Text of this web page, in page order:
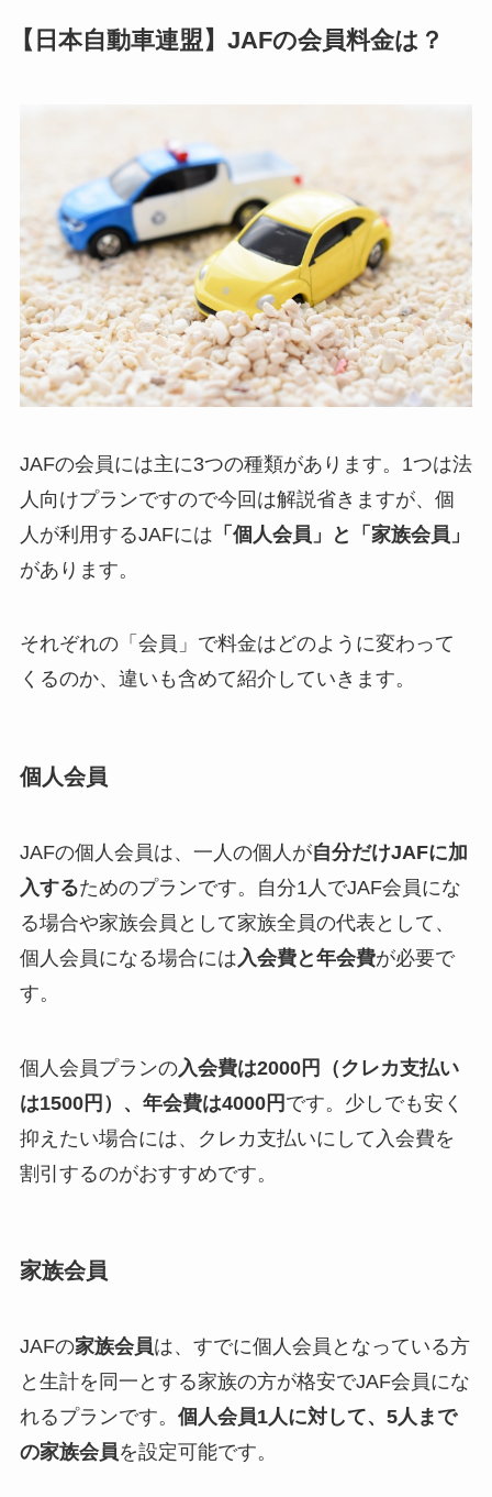
【日本自動車連盟】JAFの会員料金は？
JAFの会員には主に3つの種類があります。1つは法
人向けプランですので今回は解説省きますが、個
人が利用するJAFには 「個人会員」と「家族会員」
があります。
それぞれの「会員」で料金はどのように変わって
くるのか、違いも含めて紹介していきます。
個人会員
JAFの個人会員は、一人の個人が自分だけJAFに加
入するためのプランです。自分1人でJAF会員にな
る場合や家族会員として家族全員の代表として、
個人会員になる場合には入会費と年会費が必要で
す。
個人会員プランの入会費は2000円（クレカ支払い
は1500円）、年会費は4000円 です。少しでも安く
抑えたい場合には、クレカ支払いにして入会費を
割引するのがおすすめです。
家族会員
JAFの家族会員は、すでに個人会員となっている方
と生計を同一とする家族の方が格安でJAF会員にな
れるプランです。 個人会員1人に対して、5人まで
の家族会員を設定可能です。